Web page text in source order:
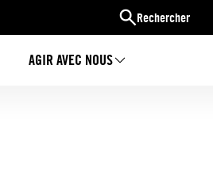
Rechercher
AGIR AVEC NOUS